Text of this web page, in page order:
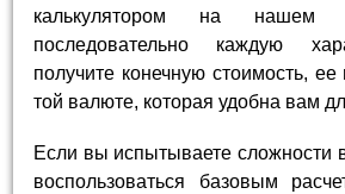
калькулятором на нашем
последовательно каждую
получите конечную стоимость,
той валюте, которая удобна вам
Если вы испытываете сложности
воспользоваться базовым